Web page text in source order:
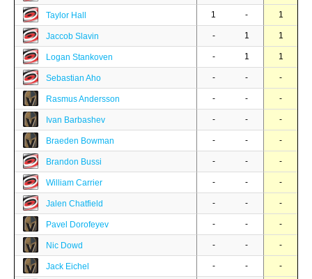
Taylor Hall 1 - 1
Jaccob Slavin - 1 1
Logan Stankoven - 1 1
Sebastian Aho - - -
Rasmus Andersson - - -
Ivan Barbashev - - -
Braeden Bowman - - -
Brandon Bussi - - -
William Carrier - - -
Jalen Chatfield - - -
Pavel Dorofeyev - - -
Nic Dowd - - -
Jack Eichel - - -